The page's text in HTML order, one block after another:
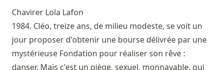
Chavirer Lola Lafon
1984. Cléo, treize ans, de milieu modeste, se voit un
jour proposer d'obtenir une bourse délivrée par une
mystérieuse Fondation pour réaliser son rêve :
danser. Mais c'est un piège, sexuel, monnayable, qui